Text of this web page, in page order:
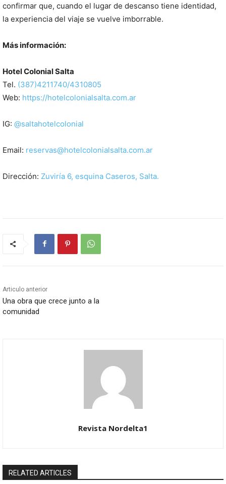
confirmar que, cuando el lugar de descanso tiene identidad,
la experiencia del viaje se vuelve imborrable.
Más información:
Hotel Colonial Salta
Tel. (387)4211740/4310805
Web: https://hotelcolonialsalta.com.ar
IG: @saltahotelcolonial
Email: reservas@hotelcolonialsalta.com.ar
Dirección: Zuviría 6, esquina Caseros, Salta.
Articulo anterior
Una obra que crece junto a la
comunidad
Revista Nordelta1
RELATED ARTICLES